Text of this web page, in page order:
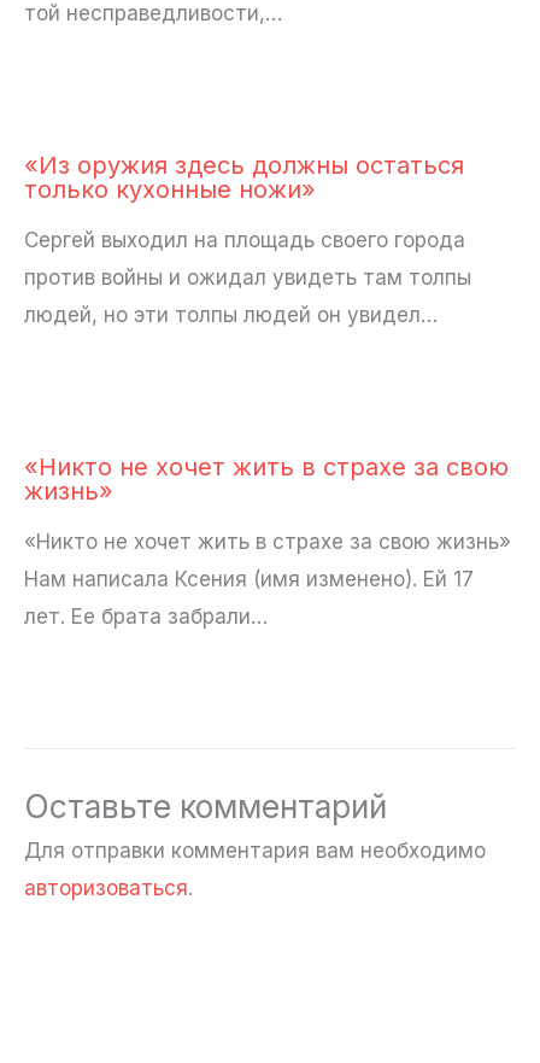
той несправедливости,…
«Из оружия здесь должны остаться
только кухонные ножи»
Сергей выходил на площадь своего города
против войны и ожидал увидеть там толпы
людей, но эти толпы людей он увидел…
«Никто не хочет жить в страхе за свою
жизнь»
«Никто не хочет жить в страхе за свою жизнь»
Нам написала Ксения (имя изменено). Ей 17
лет. Ее брата забрали…
Оставьте комментарий
Для отправки комментария вам необходимо
авторизоваться.